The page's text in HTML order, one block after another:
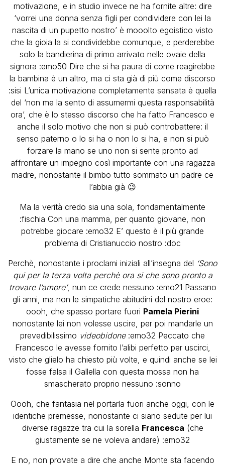
motivazione, e in studio invece ne ha fornite altre: dire
‘vorrei una donna senza figli per condividere con lei la
nascita di un pupetto nostro’ è mooolto egoistico visto
che la gioia la si condividebbe comunque, e perderebbe
solo la bandierina di primo arrivato nelle ovaie della
signora :emo50 Dire che si ha paura di come reagirebbe
la bambina è un altro, ma ci sta già di più come discorso
:sisi L’unica motivazione completamente sensata è quella
del ‘non me la sento di assumermi questa responsabilità
ora’, che è lo stesso discorso che ha fatto Francesco e
anche il solo motivo che non si può controbattere: il
senso paterno o lo si ha o non lo si ha, e non si può
forzare la mano se uno non si sente pronto ad
affrontare un impegno così importante con una ragazza
madre, nonostante il bimbo tutto sommato un padre ce
l’abbia già 😉
Ma la verità credo sia una sola, fondamentalmente
:fischia Con una mamma, per quanto giovane, non
potrebbe giocare :emo32 E’ questo è il più grande
problema di Cristianuccio nostro :doc
Perchè, nonostante i proclami iniziali all’insegna del ‘Sono
qui per la terza volta perchè ora si che sono pronto a
trovare l’amore’, nun ce crede nessuno :emo21 Passano
gli anni, ma non le simpatiche abitudini del nostro eroe:
oooh, che spasso portare fuori Pamela Pierini
nonostante lei non volesse uscire, per poi mandarle un
prevedibilissimo videobidone:emo32 Peccato che
Francesco le avesse fornito l’alibi perfetto per uscirci,
visto che glielo ha chiesto più volte, e quindi anche se lei
fosse falsa il Gallella con questa mossa non ha
smascherato proprio nessuno :sonno
Oooh, che fantasia nel portarla fuori anche oggi, con le
identiche premesse, nonostante ci siano sedute per lui
diverse ragazze tra cui la sorella Francesca (che
giustamente se ne voleva andare) :emo32
E no, non provate a dire che anche Monte sta facendo